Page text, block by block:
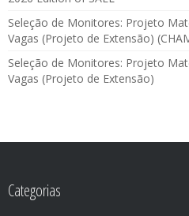
Seleção de Monitores: Projeto
Vagas (Projeto de Extensão)
Seleção de Monitores: Projeto
Vagas (Projeto de Extensão)
Categorias